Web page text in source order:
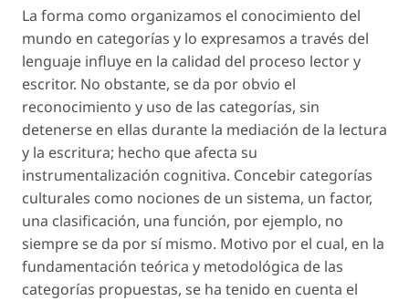
La forma como organizamos el conocimiento del
mundo en categorías y lo expresamos a través del
lenguaje influye en la calidad del proceso lector y
escritor. No obstante, se da por obvio el
reconocimiento y uso de las categorías, sin
detenerse en ellas durante la mediación de la lectura
y la escritura; hecho que afecta su
instrumentalización cognitiva. Concebir categorías
culturales como nociones de un sistema, un factor,
una clasificación, una función, por ejemplo, no
siempre se da por sí mismo. Motivo por el cual, en la
fundamentación teórica y metodológica de las
categorías propuestas, se ha tenido en cuenta el